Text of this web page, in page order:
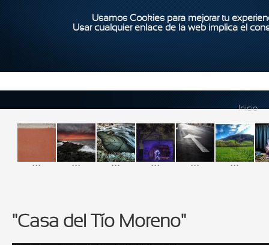
Usamos Cookies para mejorar tu
Usar cualquier enlace de la web implica el
Inicio
... ... ... ... ... ...
"Casa del Tío Moreno"